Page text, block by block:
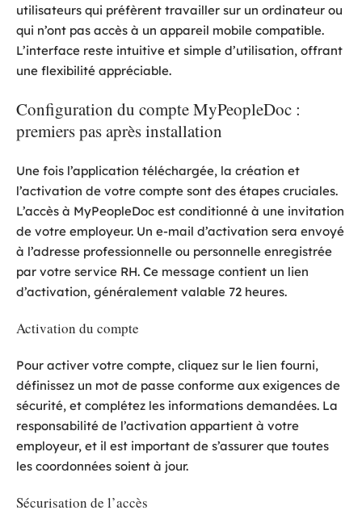
utilisateurs qui préfèrent travailler sur un ordinateur ou
qui n’ont pas accès à un appareil mobile compatible.
L’interface reste intuitive et simple d’utilisation, offrant
une flexibilité appréciable.
Configuration du compte MyPeopleDoc :
premiers pas après installation
Une fois l’application téléchargée, la création et
l’activation de votre compte sont des étapes cruciales.
L’accès à MyPeopleDoc est conditionné à une invitation
de votre employeur. Un e-mail d’activation sera envoyé
à l’adresse professionnelle ou personnelle enregistrée
par votre service RH. Ce message contient un lien
d’activation, généralement valable 72 heures.
Activation du compte
Pour activer votre compte, cliquez sur le lien fourni,
définissez un mot de passe conforme aux exigences de
sécurité, et complétez les informations demandées. La
responsabilité de l’activation appartient à votre
employeur, et il est important de s’assurer que toutes
les coordonnées soient à jour.
Sécurisation de l’accès